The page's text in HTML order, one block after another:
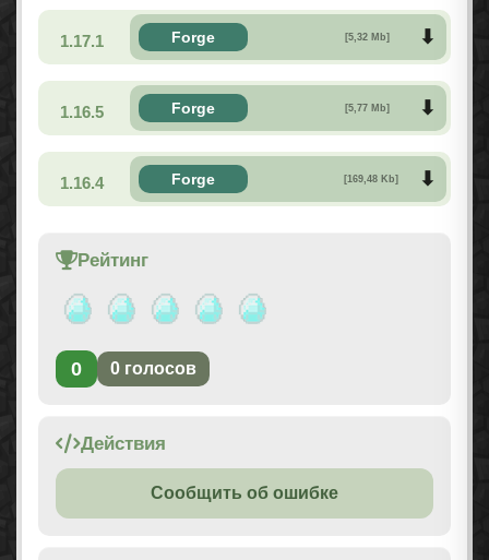
1.17.1 Forge [5,32 Mb]
1.16.5 Forge [5,77 Mb]
1.16.4 Forge [169,48 Kb]
Рейтинг
0 0 голосов
Действия
Сообщить об ошибке